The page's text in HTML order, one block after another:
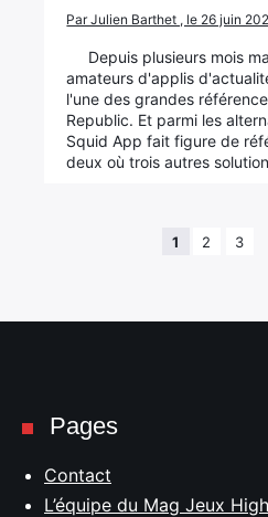
Par Julien Barthet , le 26 juin
Depuis plusieurs mois
amateurs d'applis
l'une des grandes
Republic. Et parmi les
Squid App fait figure de
deux où trois autres
1 2 3
Pages
Contact
L’équipe du Mag Jeux